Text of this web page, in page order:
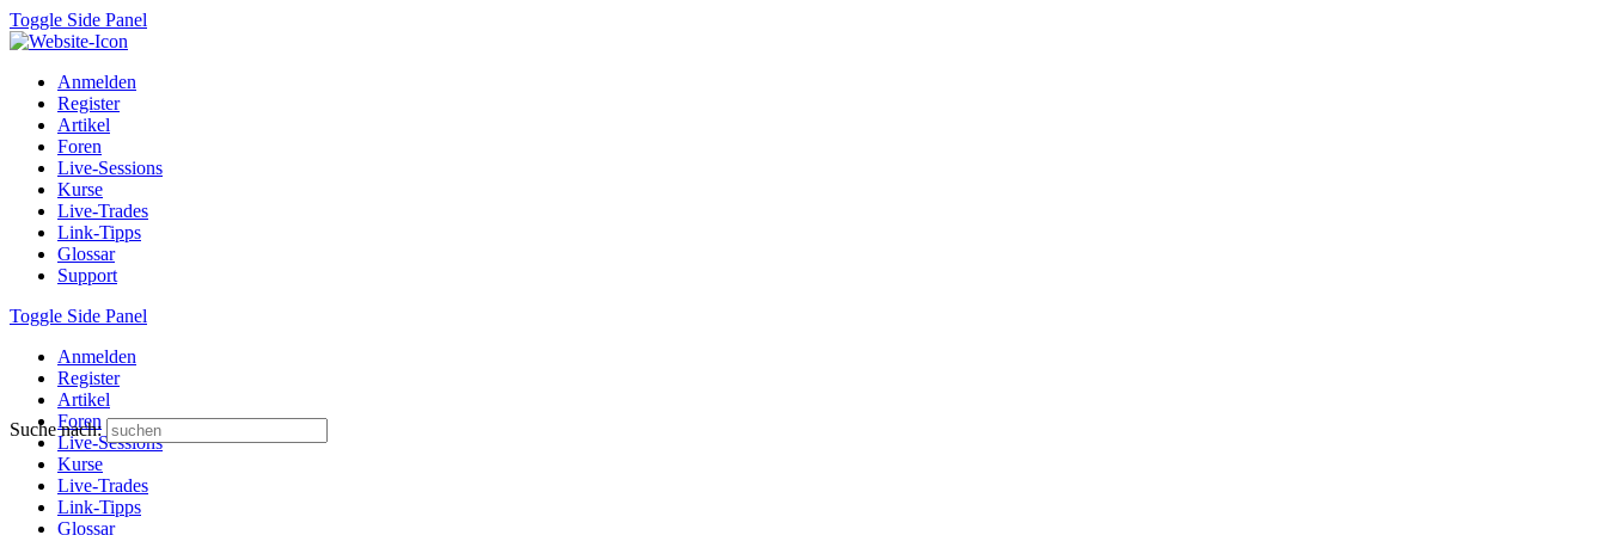
Toggle Side Panel
Anmelden
Register
Artikel
Foren
Live-Sessions
Kurse
Live-Trades
Link-Tipps
Glossar
Support
Toggle Side Panel
Anmelden
Register
Artikel
Foren
Live-Sessions
Kurse
Live-Trades
Link-Tipps
Glossar
Suche nach: